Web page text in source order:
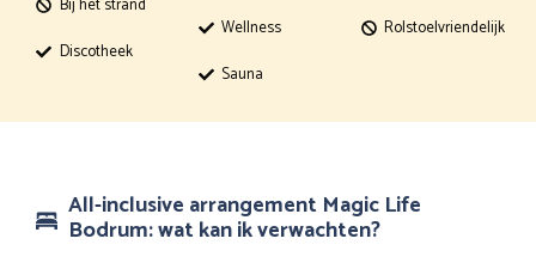
Bij het strand
Discotheek
Wellness
Sauna
Rolstoelvriendelijk
All-inclusive arrangement Magic Life
Bodrum: wat kan ik verwachten?